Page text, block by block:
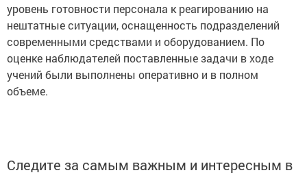
уровень готовности персонала к реагированию на
нештатные ситуации, оснащенность подразделений
современными средствами и оборудованием. По
оценке наблюдателей поставленные задачи в ходе
учений были выполнены оперативно и в полном
объеме.
Следите за самым важным и интересным в